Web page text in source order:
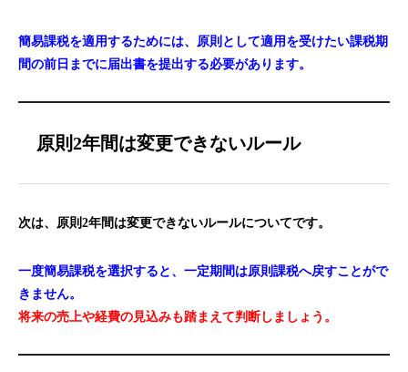
簡易課税を適用するためには、原則として適用を受けたい課税期
間の前日までに届出書を提出する必要があります。
原則2年間は変更できないルール
次は、原則2年間は変更できないルールについてです。
一度簡易課税を選択すると、一定期間は原則課税へ戻すことがで
きません。
将来の売上や経費の見込みも踏まえて判断しましょう。